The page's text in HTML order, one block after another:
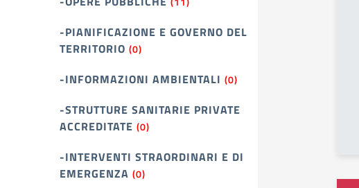
-PIANIFICAZIONE E GOVERNO DEL
TERRITORIO (0)
-INFORMAZIONI AMBIENTALI (0)
-STRUTTURE SANITARIE PRIVATE
ACCREDITATE (0)
-INTERVENTI STRAORDINARI E DI
EMERGENZA (0)